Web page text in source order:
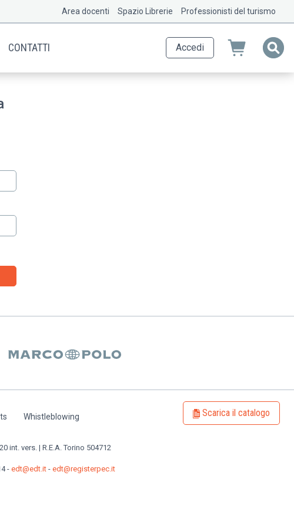
Area docenti Spazio Librerie Professionisti del turismo
CONTATTI Accedi
Whistleblowing Scarica il catalogo
int. vers. | R.E.A. Torino 504712
- edt@edt.it- edt@registerpec.it